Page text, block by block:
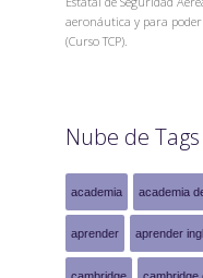
aeronáutica y para
(Curso TCP).
Nube de Tags
academia academia
aprender aprender